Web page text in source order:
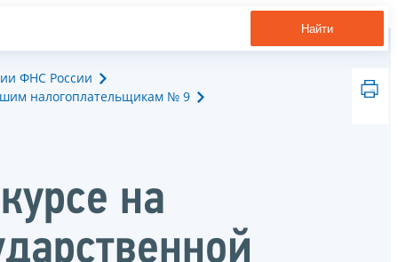
Найти
ФНС России
налогоплательщикам № 9
на